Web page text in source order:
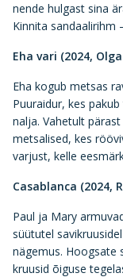
nende hulgast sina
Kinnita
Eha vari (2024,
Eha kogub metsas
Puuraidur, kes
nalja. Vahetult
metsalised, kes
varjust, kelle
Casablanca (2024,
Paul ja Mary
süütutel
nägemus. Hoogsate
kruusid õiguse